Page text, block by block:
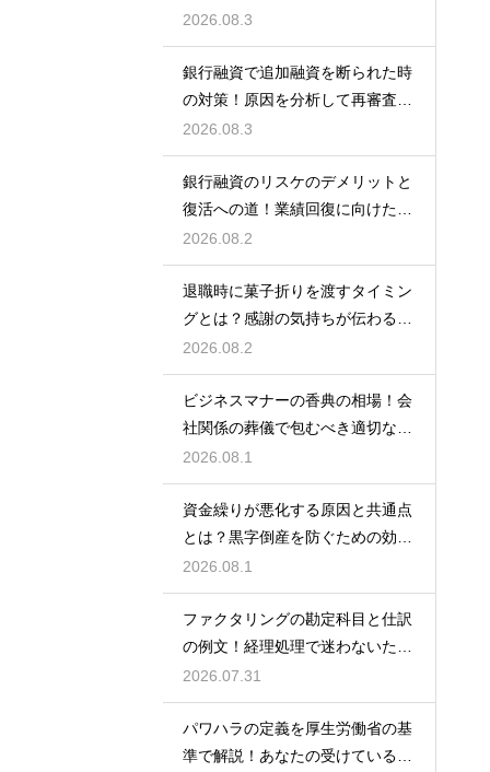
ー
2026.08.3
銀行融資で追加融資を断られた時
の対策！原因を分析して再審査を
狙う
2026.08.3
銀行融資のリスケのデメリットと
復活への道！業績回復に向けた事
業計画
2026.08.2
退職時に菓子折りを渡すタイミン
グとは？感謝の気持ちが伝わる正
しいマナー
2026.08.2
ビジネスマナーの香典の相場！会
社関係の葬儀で包むべき適切な金
額の目安
2026.08.1
資金繰りが悪化する原因と共通点
とは？黒字倒産を防ぐための効果
的な対策
2026.08.1
ファクタリングの勘定科目と仕訳
の例文！経理処理で迷わないため
の知識
2026.07.31
パワハラの定義を厚生労働省の基
準で解説！あなたの受けている行